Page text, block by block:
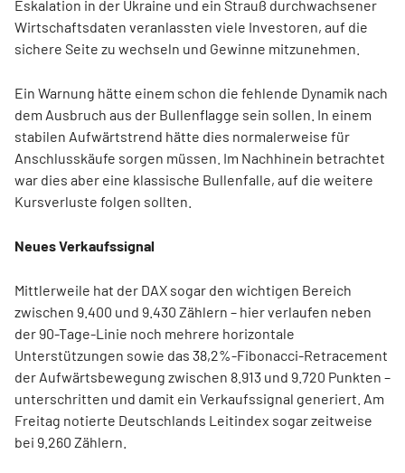
Eskalation in der Ukraine und ein Strauß durchwachsener
Wirtschaftsdaten veranlassten viele Investoren, auf die
sichere Seite zu wechseln und Gewinne mitzunehmen.
Ein Warnung hätte einem schon die fehlende Dynamik nach
dem Ausbruch aus der Bullenflagge sein sollen. In einem
stabilen Aufwärtstrend hätte dies normalerweise für
Anschlusskäufe sorgen müssen. Im Nachhinein betrachtet
war dies aber eine klassische Bullenfalle, auf die weitere
Kursverluste folgen sollten.
Neues Verkaufssignal
Mittlerweile hat der DAX sogar den wichtigen Bereich
zwischen 9.400 und 9.430 Zählern – hier verlaufen neben
der 90-Tage-Linie noch mehrere horizontale
Unterstützungen sowie das 38,2%-Fibonacci-Retracement
der Aufwärtsbewegung zwischen 8.913 und 9.720 Punkten –
unterschritten und damit ein Verkaufssignal generiert. Am
Freitag notierte Deutschlands Leitindex sogar zeitweise
bei 9.260 Zählern.